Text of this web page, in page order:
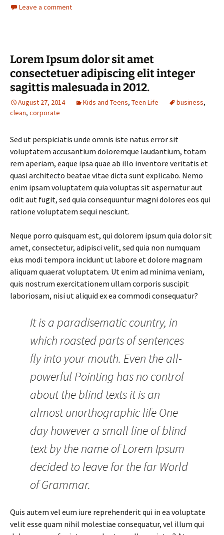
Leave a comment
Lorem Ipsum dolor sit amet
consectetuer adipiscing elit integer
sagittis malesuada in 2012.
August 27, 2014 Kids and Teens, Teen Life business,
clean, corporate
Sed ut perspiciatis unde omnis iste natus error sit
voluptatem accusantium doloremque laudantium, totam
rem aperiam, eaque ipsa quae ab illo inventore veritatis et
quasi architecto beatae vitae dicta sunt explicabo. Nemo
enim ipsam voluptatem quia voluptas sit aspernatur aut
odit aut fugit, sed quia consequuntur magni dolores eos qui
ratione voluptatem sequi nesciunt.
Neque porro quisquam est, qui dolorem ipsum quia dolor sit
amet, consectetur, adipisci velit, sed quia non numquam
eius modi tempora incidunt ut labore et dolore magnam
aliquam quaerat voluptatem. Ut enim ad minima veniam,
quis nostrum exercitationem ullam corporis suscipit
laboriosam, nisi ut aliquid ex ea commodi consequatur?
It is a paradisematic country, in
which roasted parts of sentences
fly into your mouth. Even the all-
powerful Pointing has no control
about the blind texts it is an
almost unorthographic life One
day however a small line of blind
text by the name of Lorem Ipsum
decided to leave for the far World
of Grammar.
Quis autem vel eum iure reprehenderit qui in ea voluptate
velit esse quam nihil molestiae consequatur, vel illum qui